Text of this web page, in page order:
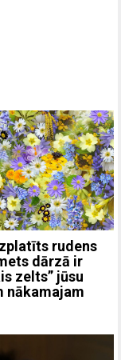
rudens
dārzā ir
zelts” jūsu
nākamajam